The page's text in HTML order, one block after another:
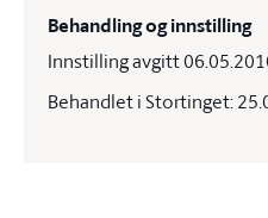
Behandling og innstilling
Innstilling avgitt
Behandlet i Stortinget: